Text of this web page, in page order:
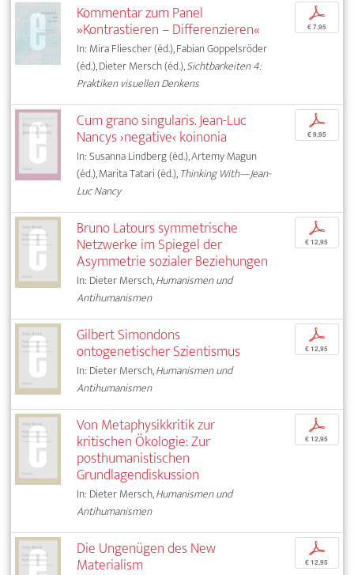
Kommentar zum Panel
»Kontrastieren – Differenzieren«
In: Mira Fliescher (éd.), Fabian Goppelsröder
(éd.), Dieter Mersch (éd.),Sichtbarkeiten 4:
Praktiken visuellen Denkens
p
€ 7,95
Cum grano singularis. Jean-Luc
Nancys ›negative‹ koinonia
In: Susanna Lindberg (éd.), Artemy Magun
(éd.), Marita Tatari (éd.),Thinking With—Jean-
Luc Nancy
p
€ 9,95
Bruno Latours symmetrische
Netzwerke im Spiegel der
Asymmetrie sozialer Beziehungen
In: Dieter Mersch,Humanismen und
Antihumanismen
p
€ 12,95
Gilbert Simondons
ontogenetischer Szientismus
In: Dieter Mersch,Humanismen und
Antihumanismen
p
€ 12,95
Von Metaphysikkritik zur
kritischen Ökologie: Zur
posthumanistischen
Grundlagendiskussion
In: Dieter Mersch,Humanismen und
Antihumanismen
p
€ 12,95
Die Ungenügen des New
Materialism
p
€ 12,95